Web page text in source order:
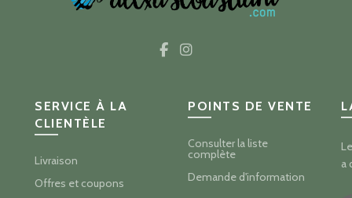
SERVICE À LA
CLIENTÈLE
Livraison
Offres et coupons
POINTS DE VENTE
Consulter la liste
complète
Demande d'information
a